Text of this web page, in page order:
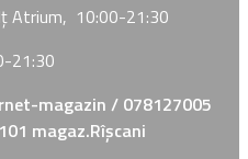
Atrium, 10:00-21:30
21:30
magazin / 078127005
magaz.Rîșcani